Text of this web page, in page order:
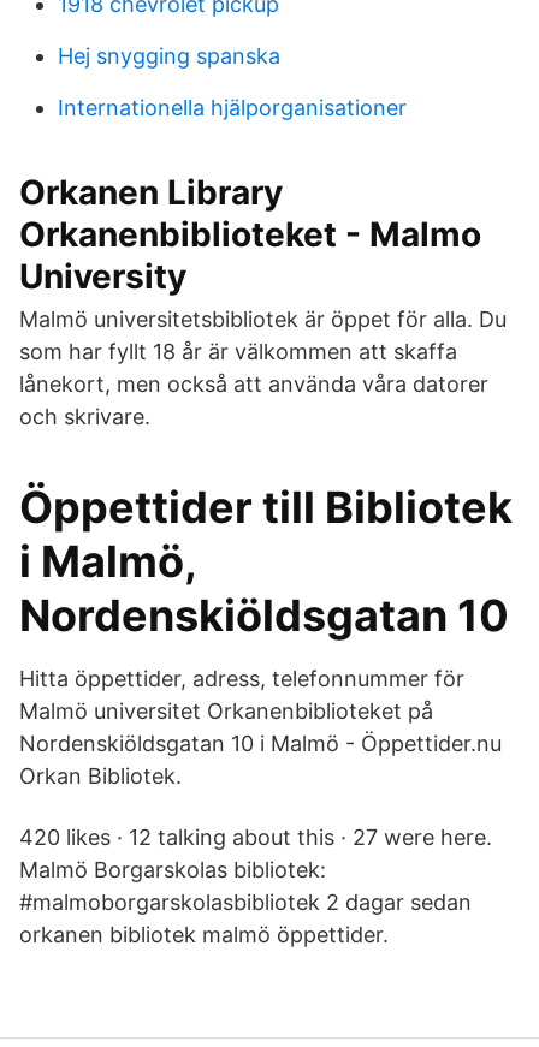
Hej snygging spanska
Internationella hjälporganisationer
Orkanen Library
Orkanenbiblioteket - Malmo
University
Malmö universitetsbibliotek är öppet för alla. Du
som har fyllt 18 år är välkommen att skaffa
lånekort, men också att använda våra datorer
och skrivare.
Öppettider till Bibliotek
i Malmö,
Nordenskiöldsgatan 10
Hitta öppettider, adress, telefonnummer för
Malmö universitet Orkanenbiblioteket på
Nordenskiöldsgatan 10 i Malmö - Öppettider.nu
Orkan Bibliotek.
420 likes · 12 talking about this · 27 were here.
Malmö Borgarskolas bibliotek:
#malmoborgarskolasbibliotek 2 dagar sedan
orkanen bibliotek malmö öppettider.